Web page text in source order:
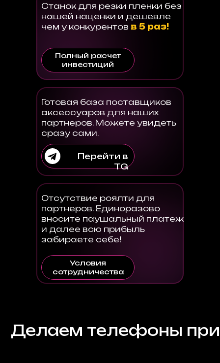
Перейти в
TG
Отсутствие роялти для
партнеров. Единоразово
вносите паушальный платеж
и далее всю прибыль
забираете себе!
Готовая база поставщиков
аксессуаров для наших
партнеров. Можете увидеть
сразу сами.
Станок для резки пленки без
нашей наценки и дешевле
чем у конкурентов в 5 раз!
Полный расчет
инвестиций
Условия
сотрудничества
телефоны